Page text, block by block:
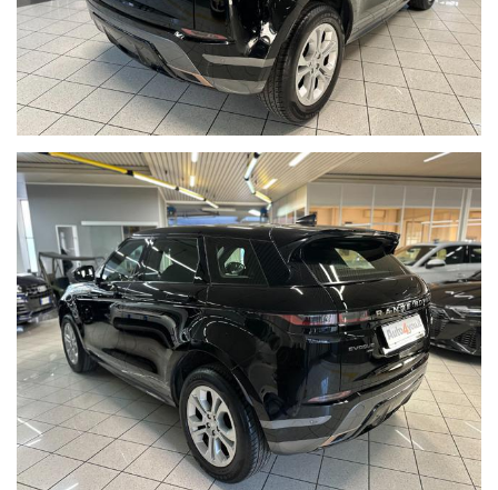
WE SPEAK ENGLISH,
NOUS PARLONS FRANÇAIS
N.B.: Gli equipaggiamenti sopra descritti sono caricati
automaticamente dal sistema e potrebbero contenere delle
dati pubblicati possono contenere errori o inesattezze,
pertanto quanto descritto non ha valore contrattuale, ma
puramente indicativo.